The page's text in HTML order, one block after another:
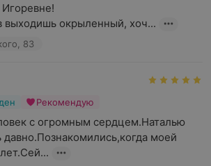
выходишь окрыленный, хоч...
83
Рекомендую
с огромным сердцем.Наталью
моей